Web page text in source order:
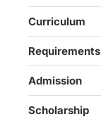
Curriculum
Requirements
Admission
Scholarship